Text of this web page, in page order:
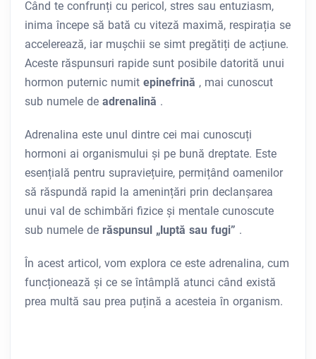
Când te confrunți cu pericol, stres sau entuziasm,
inima începe să bată cu viteză maximă, respirația se
accelerează, iar mușchii se simt pregătiți de acțiune.
Aceste răspunsuri rapide sunt posibile datorită unui
hormon puternic numit epinefrină , mai cunoscut
sub numele de adrenalină .
Adrenalina este unul dintre cei mai cunoscuți
hormoni ai organismului și pe bună dreptate. Este
esențială pentru supraviețuire, permițând oamenilor
să răspundă rapid la amenințări prin declanșarea
unui val de schimbări fizice și mentale cunoscute
sub numele de răspunsul „luptă sau fugi” .
În acest articol, vom explora ce este adrenalina, cum
funcționează și ce se întâmplă atunci când există
prea multă sau prea puțină a acesteia în organism.